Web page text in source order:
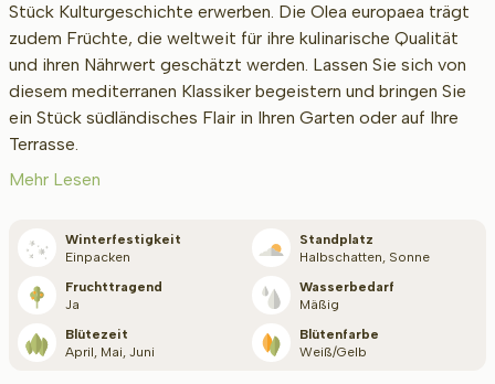
Standort
Blütezeit
Stück Kulturgeschichte erwerben. Die Olea europaea trägt
zudem Früchte, die weltweit für ihre kulinarische Qualität
und ihren Nährwert geschätzt werden. Lassen Sie sich von
diesem mediterranen Klassiker begeistern und bringen Sie
ein Stück südländisches Flair in Ihren Garten oder auf Ihre
Terrasse.
Mehr Lesen
Winterfestigkeit
Einpacken
Standplatz
Halbschatten, Sonne
Fruchttragend
Ja
Wasserbedarf
Mäßig
Blütezeit
April, Mai, Juni
Blütenfarbe
Weiß/Gelb